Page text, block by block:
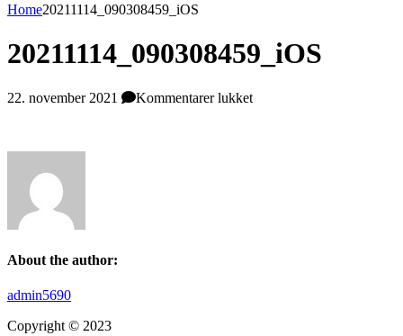
Home20211114_090308459_iOS
20211114_090308459_iOS
22. november 2021 Kommentarer lukkettil
About the author:
admin5690
Copyright © 2023